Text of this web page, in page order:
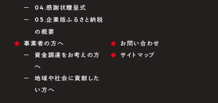
04.感謝状贈呈式
05.企業版ふるさと納税
の概要
事業者の方へ
資金調達をお考えの方
へ
地域や社会に貢献した
い方へ
お問い合わせ
サイトマップ